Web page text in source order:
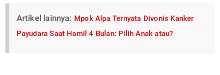
Artikel lainnya: Mpok Alpa Ternyata Divonis Kanker
Payudara Saat Hamil 4 Bulan: Pilih Anak atau?